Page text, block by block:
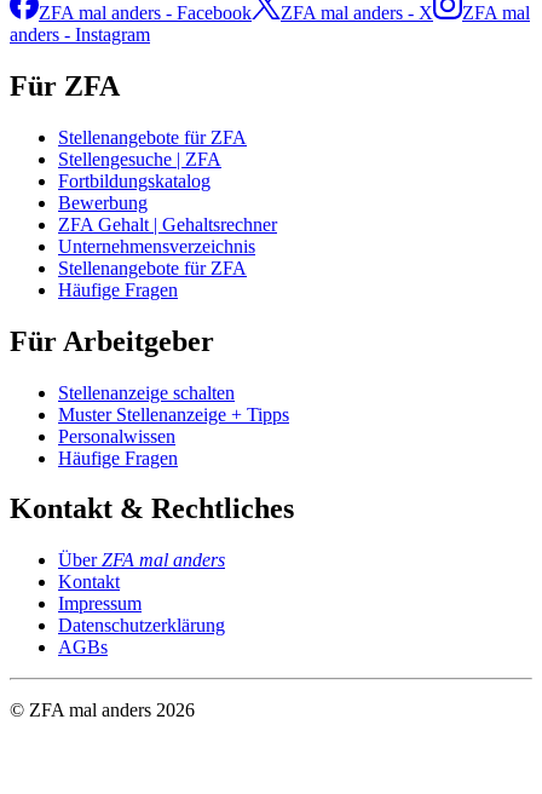
ZFA mal anders - Facebook ZFA mal anders - X
ZFA mal
anders - Instagram
Für ZFA
Stellenangebote für ZFA
Stellengesuche | ZFA
Fortbildungskatalog
Bewerbung
ZFA Gehalt | Gehaltsrechner
Unternehmensverzeichnis
Stellenangebote für ZFA
Häufige Fragen
Für Arbeitgeber
Stellenanzeige schalten
Muster Stellenanzeige + Tipps
Personalwissen
Häufige Fragen
Kontakt & Rechtliches
ÜberZFA mal anders
Kontakt
Impressum
Datenschutzerklärung
AGBs
© ZFA mal anders 2026